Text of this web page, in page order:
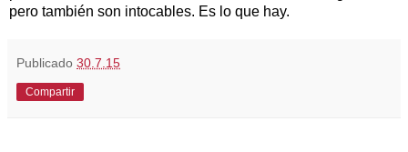
pero también son intocables. Es lo que hay.
Publicado 30.7.15
Compartir